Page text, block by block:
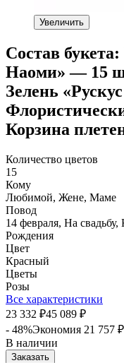
Увеличить
Состав
Наоми» — 15
Зелень
Корзина
Количество цветов
15
Кому
Любимой, Жене, Маме
Повод
14 февраля, На
Рождения
Цвет
Красный
Цветы
Розы
Все характеристики
23 332 ₽45 089 ₽
- 48%Экономия 21 757 ₽
В наличии
Заказать